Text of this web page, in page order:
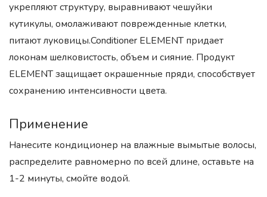
укрепляют структуру, выравнивают чешуйки
кутикулы, омолаживают поврежденные клетки,
питают луковицы.Conditioner ELEMENT придает
локонам шелковистость, объем и сияние. Продукт
ELEMENT защищает окрашенные пряди, способствует
сохранению интенсивности цвета.
Применение
Нанесите кондиционер на влажные вымытые волосы,
распределите равномерно по всей длине, оставьте на
1-2 минуты, смойте водой.